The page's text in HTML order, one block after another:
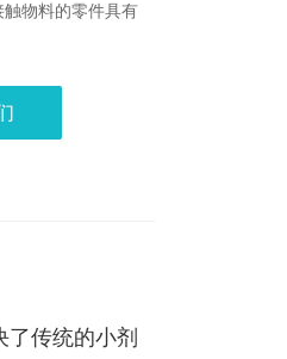
物料的零件具有
传统的小剂